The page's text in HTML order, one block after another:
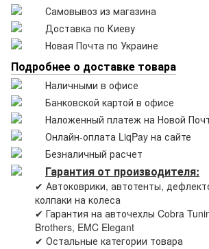
Самовывоз из магазина
Доставка по Киеву
Новая Почта по Украине
Подробнее о доставке товара
Наличными в офисе
Банковской картой в офисе
Наложенный платеж на Новой
Онлайн-оплата LiqPay на сайте
Безналичный расчет
Гарантия от производителя:
✔ Автоковрики, автотенты,
колпаки на колеса
✔ Гарантия на авточехлы Cobra
Brothers, EMC Elegant
✔ Остальные категории товара